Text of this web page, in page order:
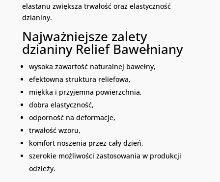
elastanu zwiększa trwałość oraz elastyczność
dzianiny.
Najważniejsze zalety
dzianiny Relief Bawełniany
wysoka zawartość naturalnej bawełny,
efektowna struktura reliefowa,
miękka i przyjemna powierzchnia,
dobra elastyczność,
odporność na deformacje,
trwałość wzoru,
komfort noszenia przez cały dzień,
szerokie możliwości zastosowania w produkcji
odzieży.